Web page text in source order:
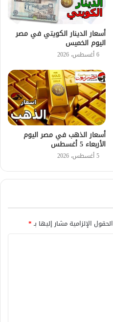
أسعار الدينار الكويتي في مصر
اليوم الخميس
6 أغسطس، 2026
أسعار الذهب في مصر اليوم
الأربعاء 5 أغسطس
5 أغسطس، 2026
الحقول الإلزامية مشار إليها بـ*